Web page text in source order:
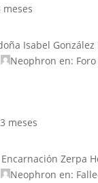
meses
Isabel González
Neophron en:
meses
Zerpa
Neophron en: